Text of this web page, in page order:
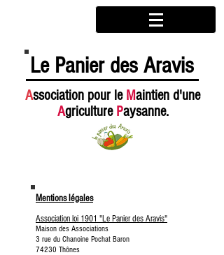
Le Panier des Aravis
Association pour le Maintien d'une
Agriculture Paysanne.
Mentions légales
Association loi 1901 "Le Panier des Aravis"
Maison des Associations
3 rue du Chanoine Pochat Baron
74230 Thônes